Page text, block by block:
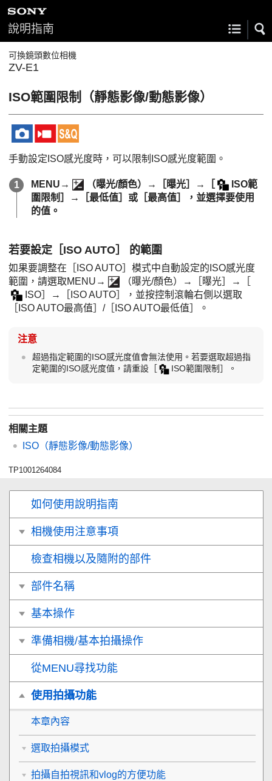
說明指南
可換鏡頭數位相機
ZV-E1
ISO範圍限制 （靜態影像/動態影像）
手動設定ISO感光度時，可以限制ISO感光度範圍。
MENU → （曝光/顏色）→ ［曝光］ →
ISO範
圍限制］
→ ［最低值］ 或 ［最高值］
，並選擇要使用
的值。
若要設定［ISO AUTO］ 的範圍
如果要調整在 ［ISO AUTO］ 模式中自動設定的ISO感光度
範圍，請選取MENU→
（曝光/顏色）→ ［曝光］ →
ISO］
→ ［ISO AUTO］
，並按控制滾輪右側以選取
［ISO AUTO最高值］ /［ISO AUTO最低值］ 。
注意
超過指定範圍的ISO感光度值會無法使用。若要選取超過指
定範圍的ISO感光度值，請重設［ ISO範圍限制］ 。
相關主題
ISO （靜態影像/動態影像）
TP1001264084
如何使用說明指南
相機使用注意事項
檢查相機以及隨附的部件
部件名稱
基本操作
準備相機/基本拍攝操作
從MENU尋找功能
使用拍攝功能
本章內容
選取拍攝模式
拍攝自拍視訊和vlog的方便功能